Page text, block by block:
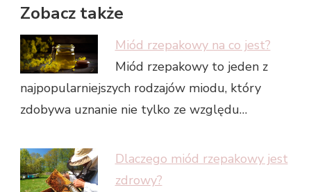
Zobacz także
Miód rzepakowy na co jest?
Miód rzepakowy to jeden z
najpopularniejszych rodzajów miodu, który
zdobywa uznanie nie tylko ze względu…
Dlaczego miód rzepakowy jest
zdrowy?